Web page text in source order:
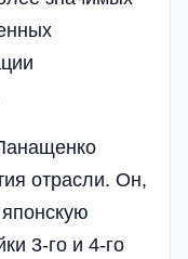
отрасли. Он,
3-го и 4-го